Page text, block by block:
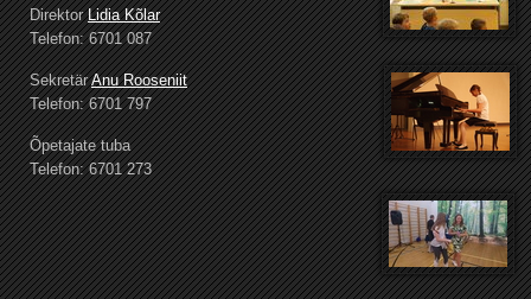
DirektorLidia Kõlar
Telefon: 6701 087
SekretärAnu Rooseniit
Telefon: 6701 797
Õpetajate tuba
Telefon: 6701 273